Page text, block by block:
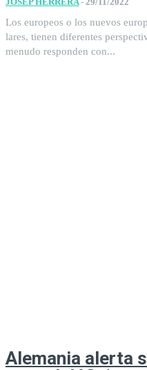
Los europeos o los nuevos
lares, tienen diferentes
menudo responden con...
Alemania alerta